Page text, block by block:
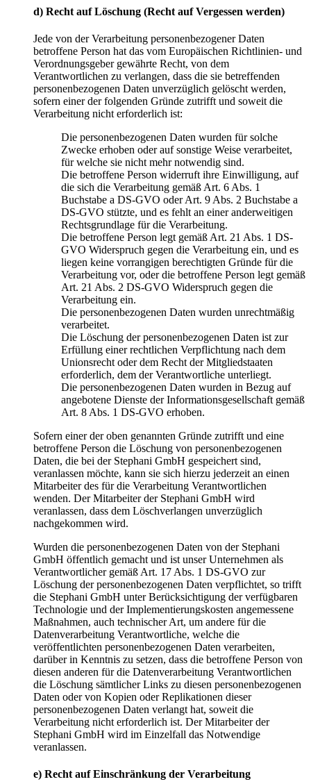
d) Recht auf Löschung (Recht auf Vergessen werden)
Jede von der Verarbeitung personenbezogener Daten
betroffene Person hat das vom Europäischen Richtlinien- und
Verordnungsgeber gewährte Recht, von dem
Verantwortlichen zu verlangen, dass die sie betreffenden
personenbezogenen Daten unverzüglich gelöscht werden,
sofern einer der folgenden Gründe zutrifft und soweit die
Verarbeitung nicht erforderlich ist:
Die personenbezogenen Daten wurden für solche
Zwecke erhoben oder auf sonstige Weise verarbeitet,
für welche sie nicht mehr notwendig sind.
Die betroffene Person widerruft ihre Einwilligung, auf
die sich die Verarbeitung gemäß Art. 6 Abs. 1
Buchstabe a DS-GVO oder Art. 9 Abs. 2 Buchstabe a
DS-GVO stützte, und es fehlt an einer anderweitigen
Rechtsgrundlage für die Verarbeitung.
Die betroffene Person legt gemäß Art. 21 Abs. 1 DS-
GVO Widerspruch gegen die Verarbeitung ein, und es
liegen keine vorrangigen berechtigten Gründe für die
Verarbeitung vor, oder die betroffene Person legt gemäß
Art. 21 Abs. 2 DS-GVO Widerspruch gegen die
Verarbeitung ein.
Die personenbezogenen Daten wurden unrechtmäßig
verarbeitet.
Die Löschung der personenbezogenen Daten ist zur
Erfüllung einer rechtlichen Verpflichtung nach dem
Unionsrecht oder dem Recht der Mitgliedstaaten
erforderlich, dem der Verantwortliche unterliegt.
Die personenbezogenen Daten wurden in Bezug auf
angebotene Dienste der Informationsgesellschaft gemäß
Art. 8 Abs. 1 DS-GVO erhoben.
Sofern einer der oben genannten Gründe zutrifft und eine
betroffene Person die Löschung von personenbezogenen
Daten, die bei der Stephani GmbH gespeichert sind,
veranlassen möchte, kann sie sich hierzu jederzeit an einen
Mitarbeiter des für die Verarbeitung Verantwortlichen
wenden. Der Mitarbeiter der Stephani GmbH wird
veranlassen, dass dem Löschverlangen unverzüglich
nachgekommen wird.
Wurden die personenbezogenen Daten von der Stephani
GmbH öffentlich gemacht und ist unser Unternehmen als
Verantwortlicher gemäß Art. 17 Abs. 1 DS-GVO zur
Löschung der personenbezogenen Daten verpflichtet, so trifft
die Stephani GmbH unter Berücksichtigung der verfügbaren
Technologie und der Implementierungskosten angemessene
Maßnahmen, auch technischer Art, um andere für die
Datenverarbeitung Verantwortliche, welche die
veröffentlichten personenbezogenen Daten verarbeiten,
darüber in Kenntnis zu setzen, dass die betroffene Person von
diesen anderen für die Datenverarbeitung Verantwortlichen
die Löschung sämtlicher Links zu diesen personenbezogenen
Daten oder von Kopien oder Replikationen dieser
personenbezogenen Daten verlangt hat, soweit die
Verarbeitung nicht erforderlich ist. Der Mitarbeiter der
Stephani GmbH wird im Einzelfall das Notwendige
veranlassen.
e) Recht auf Einschränkung der Verarbeitung